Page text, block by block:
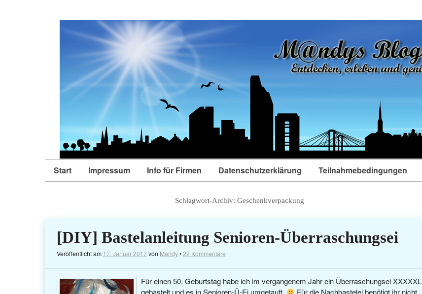
Start Impressum Info für Firmen Datenschutzerklärung Teilnahmebedingungen
Schlagwort-Archiv:Geschenkverpackung
[DIY] Bastelanleitung Senioren-Überraschungsei
Veröffentlicht am 17. Januar 2017von Mandy•22 Kommentare
Für einen 50. Geburtstag habe ich im vergangenem Jahr ein Überraschungsei XXXXXL
gebastelt und es in Senioren-Ü-Ei umgetauft.
Für die Nachbastelei benötigt ihr nicht